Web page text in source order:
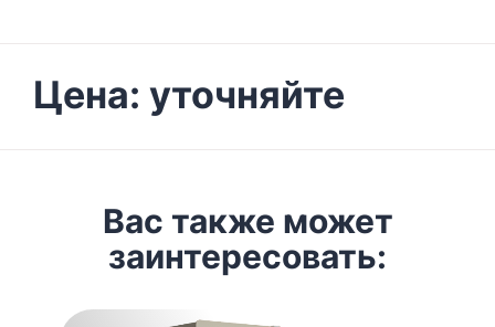
Цена: уточняйте
Вас также может
заинтересовать: